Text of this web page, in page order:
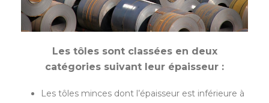
Les tôles sont classées en deux
catégories suivant leur épaisseur :
Les tôles minces dont l’épaisseur est inférieure à